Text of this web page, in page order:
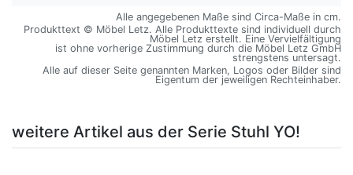
Alle angegebenen Maße sind Circa-Maße in cm.
Produkttext © Möbel Letz. Alle Produkttexte sind individuell durch
Möbel Letz erstellt. Eine Vervielfältigung
ist ohne vorherige Zustimmung durch die Möbel Letz GmbH
strengstens untersagt.
Alle auf dieser Seite genannten Marken, Logos oder Bilder sind
Eigentum der jeweiligen Rechteinhaber.
weitere Artikel aus der Serie Stuhl YO!